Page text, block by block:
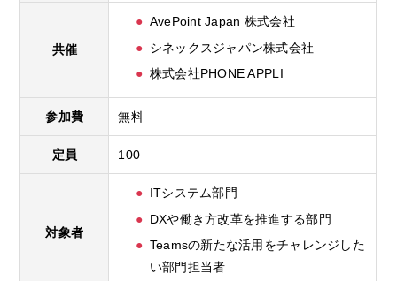
共催
AvePoint Japan 株式会社
シネックスジャパン株式会社
株式会社PHONE APPLI
参加費 無料
定員 100
対象者
ITシステム部門
DXや働き方改革を推進する部門
Teamsの新たな活用をチャレンジした
い部門担当者